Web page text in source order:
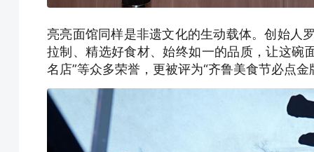
亮亮面馆同样是非遗文化的生动载体。创始人
拉制、精选好食材、始终如一的品质，让这碗
名店”等众多荣誉，更被评为“齐鲁美食节必点